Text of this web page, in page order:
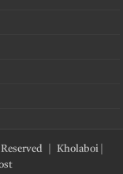
Reserved | Kholaboi